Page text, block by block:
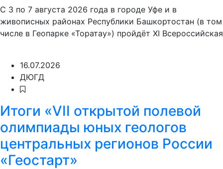
С 3 по 7 августа 2026 года в городе Уфе и в
живописных районах Республики Башкортостан (в том
числе в Геопарке «Торатау») пройдёт XI Всероссийская
16.07.2026
ДЮГД
Итоги «VII открытой полевой
олимпиады юных геологов
центральных регионов России
«Геостарт»